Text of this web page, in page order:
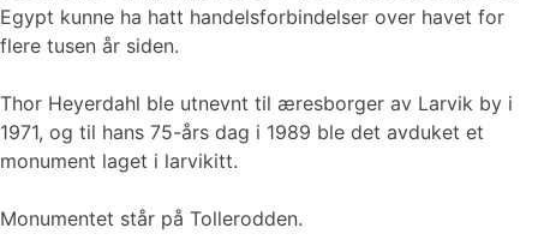
Egypt kunne ha hatt handelsforbindelser over havet for
flere tusen år siden.
Thor Heyerdahl ble utnevnt til æresborger av Larvik by i
1971, og til hans 75-års dag i 1989 ble det avduket et
monument laget i larvikitt.
Monumentet står på Tollerodden.